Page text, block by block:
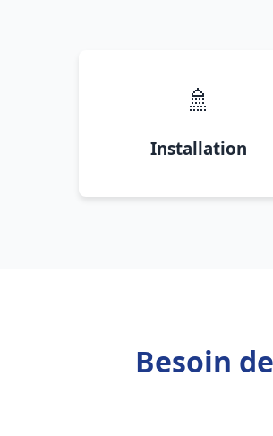
🚿
Installation
Besoin